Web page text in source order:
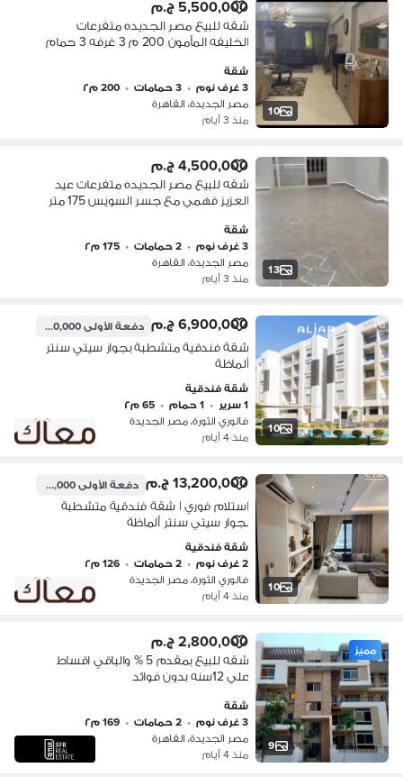
10
5,500,000 ج.م
شقه للبيع مصر الجديده متفرعات
الخليفه المأمون 200 م 3 غرفه 3 حمام
شقة
3 غرف نوم
• 3 حمامات • 200 م٢
مصر الجديدة، القاهرة
منذ 3 أيام
13
4,500,000 ج.م
شقه للبيع مصر الجديده متفرعات عيد
العزيز فهمي مع جسر السويس 175 متر
لوكس مباني 2022
شقة
3 غرف نوم
• 2 حمامات • 175 م٢
مصر الجديدة، القاهرة
منذ 3 أيام
10
6,900,000 ج.م دفعة الأولى690,000 ج.م
شقة فندقية متشطبة بجوار سيتي سنتر
ألماظة
شقة فندقية
1 سرير
• 1 حمام • 65 م٢
فالوري الثورة، مصر الجديدة
منذ 4 أيام
10
13,200,000 ج.م دفعة الأولى3,300,000 ج.م
استلام فوري | شقة فندقية متشطبة
بجوار سيتي سنتر ألماظة
شقة فندقية
2 غرف نوم
• 2 حمامات • 126 م٢
فالوري الثورة، مصر الجديدة
منذ 4 أيام
9
مميز 2,800,000 ج.م
شقه للبيع بمقدم 5 % والباقي اقساط
علي 12سنه بدون فوائد
شقة
3 غرف نوم
• 2 حمامات • 169 م٢
مصر الجديدة، القاهرة
منذ 4 أيام